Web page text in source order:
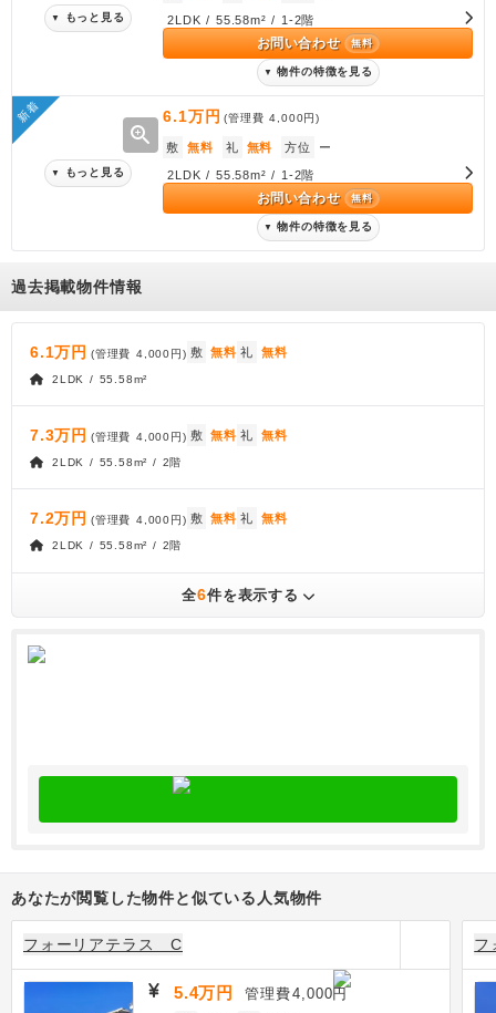
▼ もっと見る 2LDK / 55.58m² / 1-2階
お問い合わせ 無料
▼ 物件の特徴を見る
新着
zoom_in
▼ もっと見る
6.1万円 (管理費4,000円)
敷 無料 礼 無料 方位 ー
2LDK / 55.58m² / 1-2階
お問い合わせ 無料
▼ 物件の特徴を見る
過去掲載物件情報
6.1万円 (管理費 4,000円) 敷 無料 礼 無料
2LDK / 55.58m²
7.3万円 (管理費 4,000円) 敷 無料 礼 無料
2LDK / 55.58m² / 2階
7.2万円 (管理費 4,000円) 敷 無料 礼 無料
2LDK / 55.58m² / 2階
全6件を表示する
あなたが閲覧した物件と似ている人気物件
フォーリアテラス C
5.4万円 管理費4,000円
フ